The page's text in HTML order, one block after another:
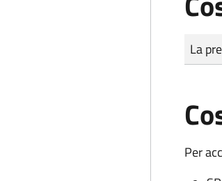
Tipo
La
Per